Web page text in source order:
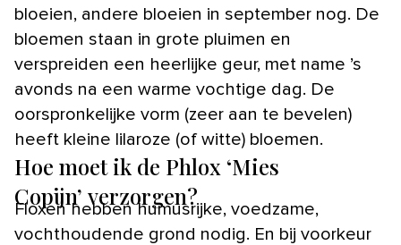
bloeien, andere bloeien in september nog. De
bloemen staan in grote pluimen en
verspreiden een heerlijke geur, met name ’s
avonds na een warme vochtige dag. De
oorspronkelijke vorm (zeer aan te bevelen)
heeft kleine lilaroze (of witte) bloemen.
Hoe moet ik de Phlox ‘Mies
Copijn’ verzorgen?
Floxen hebben humusrijke, voedzame,
vochthoudende grond nodig. En bij voorkeur